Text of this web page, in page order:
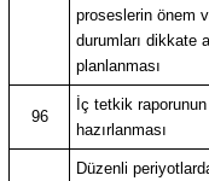
proseslerin önem
durumları dikkate
planlanması
96
İç tetkik raporunun
hazırlanması
Düzenli